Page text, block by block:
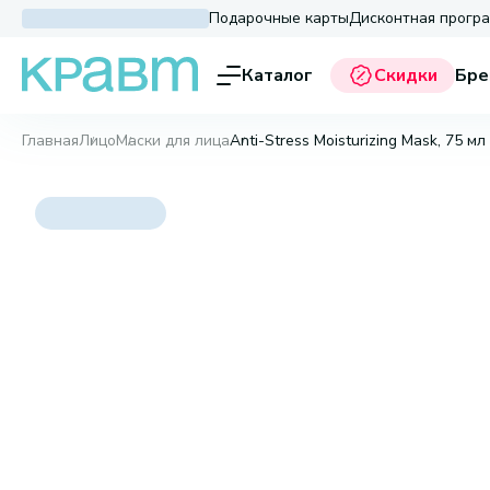
Подарочные картыДисконтная
Каталог Скидки
ГлавнаяЛицоМаски для лицаAnti-Stress Moisturizing Mask, 75 мл